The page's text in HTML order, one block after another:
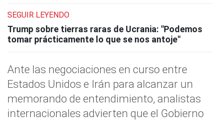
SEGUIR LEYENDO
Trump sobre tierras raras de Ucrania: "Podemos
tomar prácticamente lo que se nos antoje"
Ante las negociaciones en curso entre
Estados Unidos e Irán para alcanzar un
memorando de entendimiento, analistas
internacionales advierten que el Gobierno